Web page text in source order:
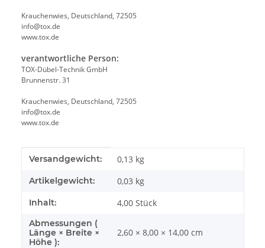
Krauchenwies, Deutschland, 72505
info@tox.de
www.tox.de
verantwortliche Person:
TOX-Dübel-Technik GmbH
Brunnenstr. 31
Krauchenwies, Deutschland, 72505
info@tox.de
www.tox.de
Produkteigenschaft
Wert
Versandgewicht: 0,13 kg
Artikelgewicht: 0,03 kg
Inhalt: 4,00 Stück
Abmessungen (
Länge × Breite ×
Höhe ):
2,60 × 8,00 × 14,00 cm